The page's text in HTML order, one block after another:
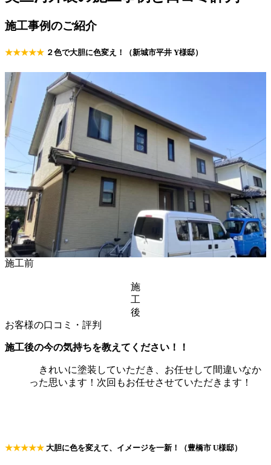
施工事例のご紹介
★★★★★ ２色で大胆に色変え！（新城市平井 Y様邸）
施工前
施
工
後
お客様の口コミ・評判
施工後の今の気持ちを教えてください！！
きれいに塗装していただき、お任せして間違いなか
った思います！次回もお任せさせていただきます！
★★★★★ 大胆に色を変えて、イメージを一新！（豊橋市 U様邸）